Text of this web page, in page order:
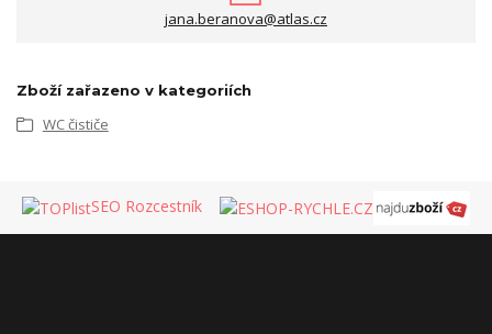
jana.beranova@atlas.cz
Zboží zařazeno v kategoriích
WC čističe
SEO Rozcestník